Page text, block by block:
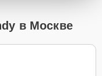
в Москве